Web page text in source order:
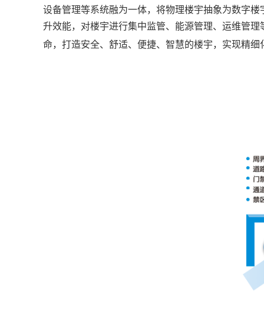
设备管理等系统融为一体，将物理楼宇抽象为数字
升效能，对楼宇进行集中监管、能源管理、运维管
命，打造安全、舒适、便捷、智慧的楼宇，实现精